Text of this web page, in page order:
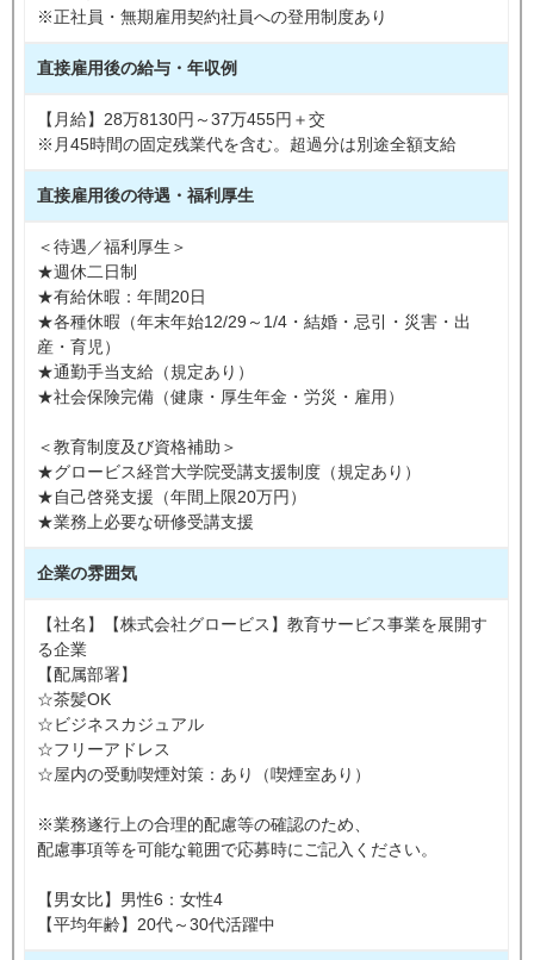
※正社員・無期雇用契約社員への登用制度あり
直接雇用後の給与・年収例
【月給】28万8130円～37万455円＋交
※月45時間の固定残業代を含む。超過分は別途全額支給
直接雇用後の待遇・福利厚生
＜待遇／福利厚生＞
★週休二日制
★有給休暇：年間20日
★各種休暇（年末年始12/29～1/4・結婚・忌引・災害・出
産・育児）
★通勤手当支給（規定あり）
★社会保険完備（健康・厚生年金・労災・雇用）
＜教育制度及び資格補助＞
★グロービス経営大学院受講支援制度（規定あり）
★自己啓発支援（年間上限20万円）
★業務上必要な研修受講支援
企業の雰囲気
【社名】【株式会社グロービス】教育サービス事業を展開す
る企業
【配属部署】
☆茶髪OK
☆ビジネスカジュアル
☆フリーアドレス
☆屋内の受動喫煙対策：あり（喫煙室あり）
※業務遂行上の合理的配慮等の確認のため、
配慮事項等を可能な範囲で応募時にご記入ください。
【男女比】男性6：女性4
【平均年齢】20代～30代活躍中